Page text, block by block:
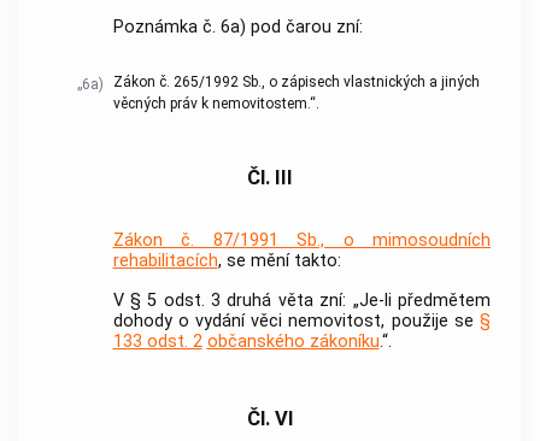
Poznámka č. 6a) pod čarou zní:
„6a)
Zákon č. 265/1992 Sb., o zápisech vlastnických a jiných
věcných práv k nemovitostem.“.
Čl. III
Zákon č. 87/1991 Sb., o mimosoudních
rehabilitacích, se mění takto:
V § 5 odst. 3 druhá věta zní: „Je-li předmětem
dohody o vydání věci nemovitost, použije se §
133 odst. 2 občanského zákoníku.“.
Čl. VI